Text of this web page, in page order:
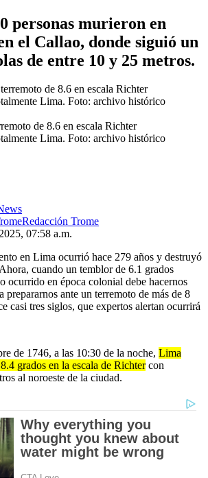
personas murieron en
el Callao, donde siguió un
de entre 10 y 25 metros.
de 8.6 en escala Richter
Lima. Foto: archivo histórico
Redacción Trome
07:58 a.m.
en Lima ocurrió hace 279 años y destruyó
cuando un temblor de 6.1 grados
ocurrido en época colonial debe hacernos
prepararnos ante un terremoto de más de 8
casi tres siglos, que expertos alertan ocurrirá
de 1746, a las 10:30 de la noche, Lima
grados en la escala de Richtercon
al noroeste de la ciudad.